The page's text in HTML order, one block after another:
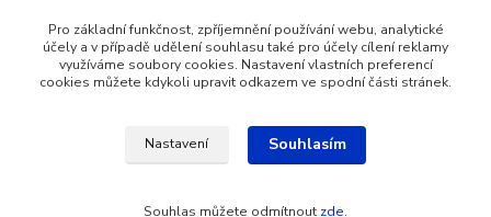
Zboží zařazeno v kategoriích
Pro základní funkčnost, zpříjemnění používání webu, analytické
účely a v případě udělení souhlasu také pro účely cílení reklamy
využíváme soubory cookies. Nastavení vlastních preferencí
cookies můžete kdykoli upravit odkazem ve spodní části stránek.
Nastavení Souhlasím
Souhlas můžete odmítnout zde.